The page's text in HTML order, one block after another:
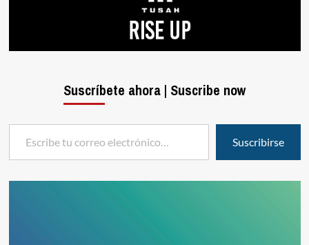
Suscríbete ahora | Suscribe now
Escribe tu correo electrónico…
Suscribirse